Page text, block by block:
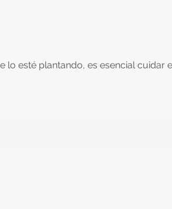
esté plantando, es esencial cuidar